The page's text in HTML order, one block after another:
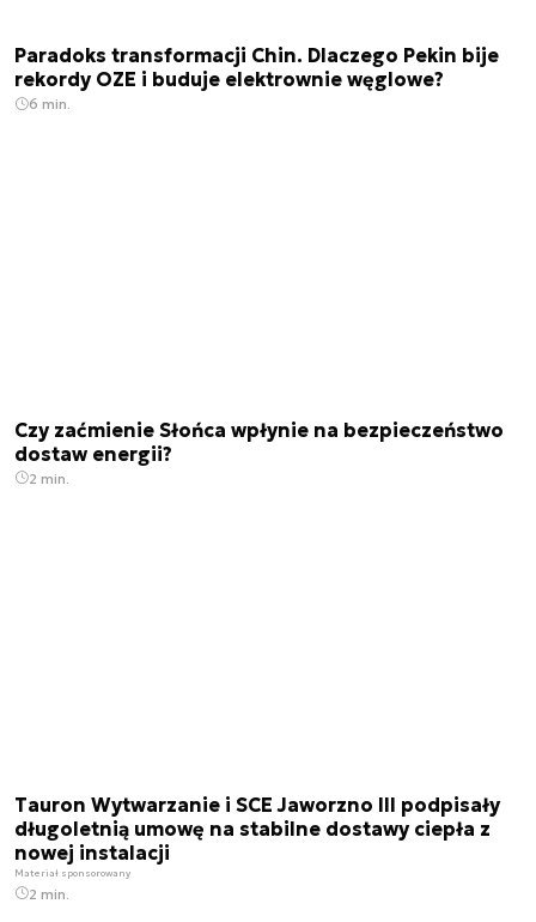
Paradoks transformacji Chin. Dlaczego Pekin bije
rekordy OZE i buduje elektrownie węglowe?
6 min.
Czy zaćmienie Słońca wpłynie na bezpieczeństwo
dostaw energii?
2 min.
Tauron Wytwarzanie i SCE Jaworzno III podpisały
długoletnią umowę na stabilne dostawy ciepła z
nowej instalacji
Materiał sponsorowany
2 min.